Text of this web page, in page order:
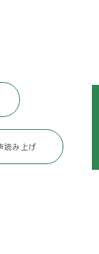
読み上げ
情報提供
定締結式を開催し